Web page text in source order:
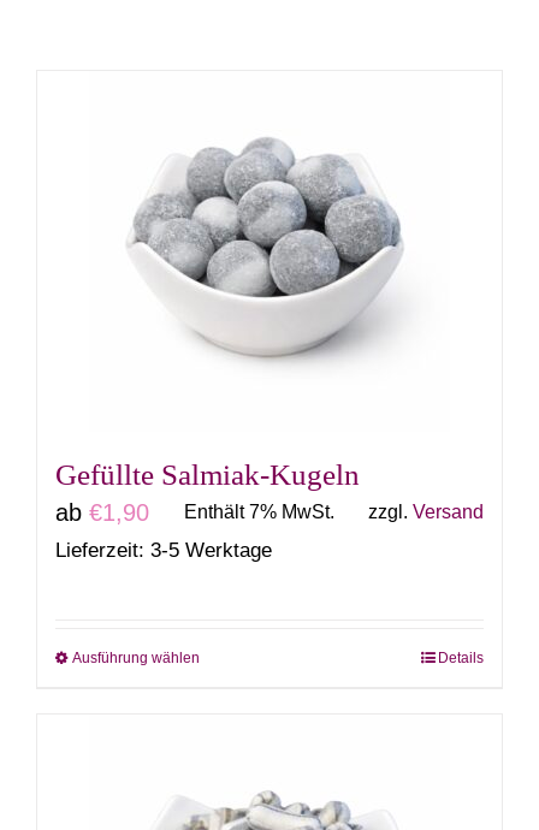
Gefüllte Salmiak-Kugeln
ab €1,90 Enthält 7% MwSt. zzgl. Versand
Lieferzeit: 3-5 Werktage
Ausführung wählen
Varianten
Details